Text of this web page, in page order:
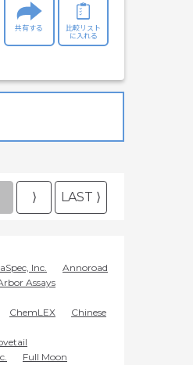
共有する
比較リスト
に入れる
⟩ LAST ⟩
Inc.
Annoroad
Assays
ChemLEX
Chinese
Full Moon